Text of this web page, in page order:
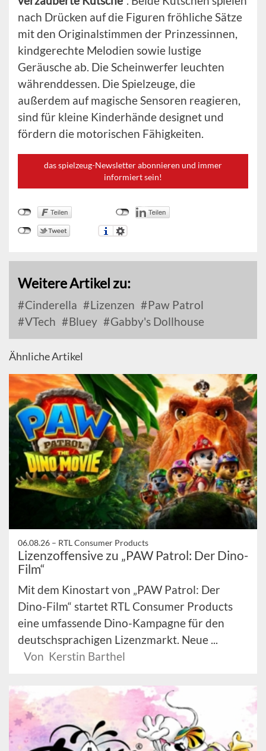
nach Drücken auf die Figuren fröhliche Sätze
mit den Originalstimmen der Prinzessinnen,
kindgerechte Melodien sowie lustige
Geräusche ab. Die Scheinwerfer leuchten
währenddessen. Die Spielzeuge, die
außerdem auf magische Sensoren reagieren,
sind für kleine Kinderhände designet und
fördern die motorischen Fähigkeiten.
das spielzeug-Newsletter abonnieren und immer
informiert sein!
Weitere Artikel zu:
Cinderella Lizenzen
Paw Patrol
VTech
Bluey Gabby's Dollhouse
Ähnliche Artikel
06.08.26 – RTL Consumer Products
Lizenzoffensive zu „PAW Patrol: Der Dino-
Film“
Mit dem Kinostart von „PAW Patrol: Der
Dino-Film“ startet RTL Consumer Products
eine umfassende Dino-Kampagne für den
deutschsprachigen Lizenzmarkt. Neue ...
Von Kerstin Barthel